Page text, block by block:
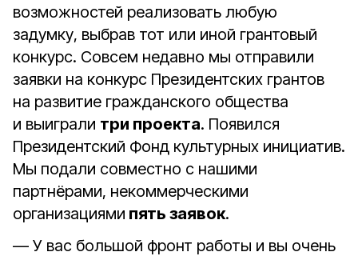
возможностей реализовать любую
задумку, выбрав тот или иной грантовый
конкурс. Совсем недавно мы отправили
заявки на конкурс Президентских грантов
на развитие гражданского общества
и выиграли три проекта. Появился
Президентский Фонд культурных инициатив.
Мы подали совместно с нашими
партнёрами, некоммерческими
организациями пять заявок.
— У вас большой фронт работы и вы очень